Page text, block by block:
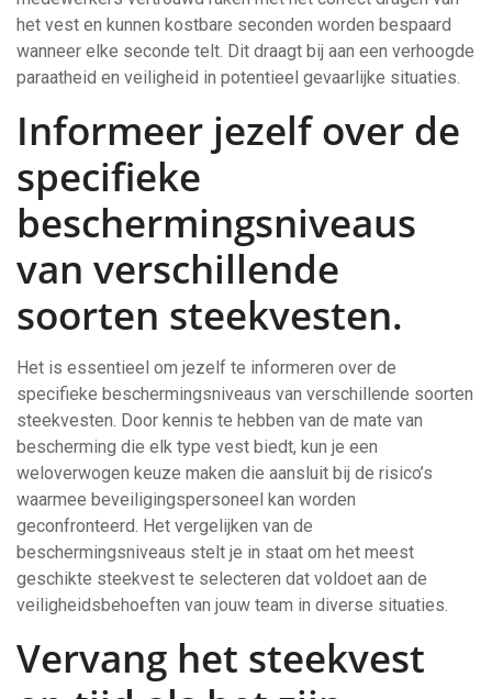
het vest en kunnen kostbare seconden worden bespaard
wanneer elke seconde telt. Dit draagt bij aan een verhoogde
paraatheid en veiligheid in potentieel gevaarlijke situaties.
Informeer jezelf over de
specifieke
beschermingsniveaus
van verschillende
soorten steekvesten.
Het is essentieel om jezelf te informeren over de
specifieke beschermingsniveaus van verschillende soorten
steekvesten. Door kennis te hebben van de mate van
bescherming die elk type vest biedt, kun je een
weloverwogen keuze maken die aansluit bij de risico’s
waarmee beveiligingspersoneel kan worden
geconfronteerd. Het vergelijken van de
beschermingsniveaus stelt je in staat om het meest
geschikte steekvest te selecteren dat voldoet aan de
veiligheidsbehoeften van jouw team in diverse situaties.
Vervang het steekvest